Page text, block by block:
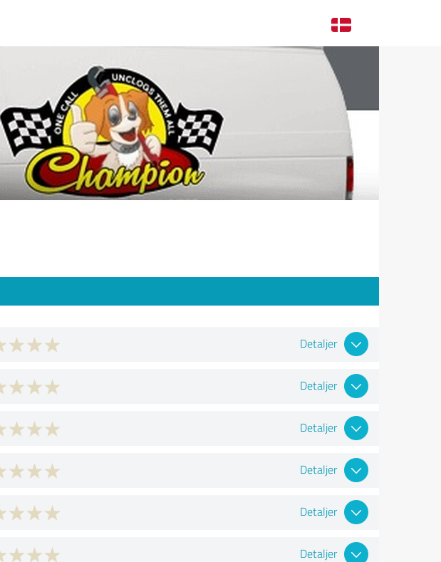
Detaljer
Detaljer
Detaljer
Detaljer
Detaljer
Detaljer